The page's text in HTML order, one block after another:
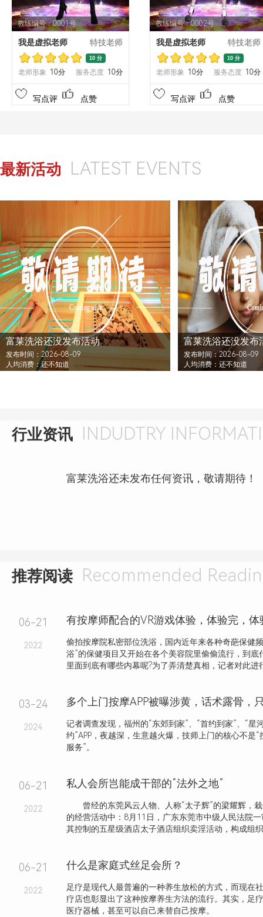
教练编号：0001号
我是虚拟老师 特技老师
10 分
老师形象 10分 服务态度 10分
写点评 点赞
教练编号：0002号
我是虚拟老师 特技老师
10 分
老师形象 10分 服务态度 10分
写点评 点赞
最新活动 LATEST EVENTS
富莱洗浴还没发布活动
发布时间：2026-08-09
人均消费：还不知道
富莱洗浴还没发布
发布时间：2026-08-09
人均消费：还不知道
行业资讯 INDUDTRY
富莱洗浴还未发布任何资讯，敬请期待！
推荐阅读 Recommended
06-21
2022
有按摩师配合的VR游戏体验，体验完，体
偷拍按摩院私密部位洗浴，国内近年来各种奇葩保健
浴”的保健项目又开始在各个美容院里偷偷流行，到底
里面到底有哪些内幕呢?为了弄清楚真相，记者对此进
03-24
2024
记者调查发现，福州的“东郊到家”、“首约到家”、“星
约”APP，夜越深，生意越火爆，技师上门的核心不是“
服务”。
06-21
2022
私人会所岂能成干部的“法外之地”
曾经的东莞风云人物、人称“太子辉”的梁耀辉，栽
的经营活动中：8月11日，广东东莞市中级人民法院
其控制的五星级酒店太子酒店组织卖淫活动，构成组
06-21
2022
什么是家庭式丝足会所？
足疗是现代人最普遍的一种养生放松的方式，而现在
疗店也彰显出了这种按摩养生方法的流行。其实，足
医疗器械，甚至可以自己来替自己按摩。